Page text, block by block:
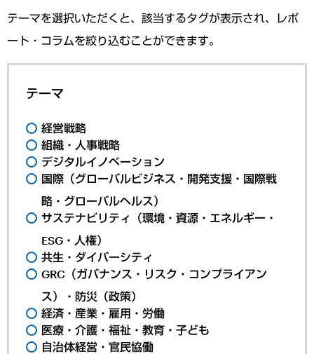
テーマを選択いただくと、該当するタグが表示され、レポ
ート・コラムを絞り込むことができます。
テーマ
経営戦略
組織・人事戦略
デジタルイノベーション
国際（グローバルビジネス・開発支援・国際戦
略・グローバルヘルス）
サステナビリティ（環境・資源・エネルギー・
ESG・人権）
共生・ダイバーシティ
GRC（ガバナンス・リスク・コンプライアン
ス）・防災（政策）
経済・産業・雇用・労働
医療・介護・福祉・教育・子ども
自治体経営・官民協働